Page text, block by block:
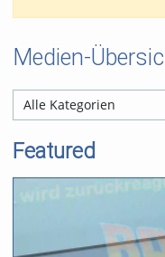
Medien-
Featured